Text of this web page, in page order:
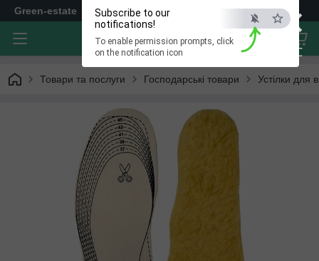
×
ESC
Subscribe to our
notifications!
To enable permission prompts, click
on the notification icon
Green-estate
Товари та послуги Господарські товари Устілки для